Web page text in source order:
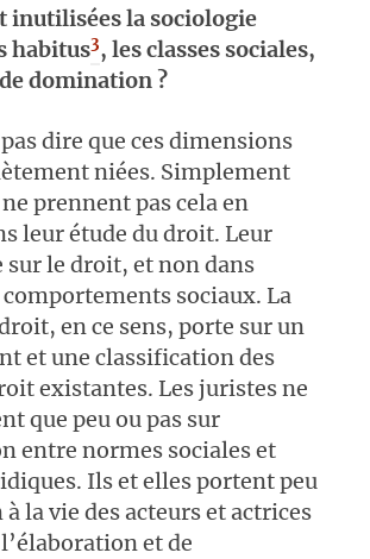
inutilisées la sociologie
habitus3, les classes sociales,
domination ?
dire que ces dimensions
niées. Simplement
prennent pas cela en
leur étude du droit. Leur
sur le droit, et non dans
comportements sociaux. La
en ce sens, porte sur un
et une classification des
existantes. Les juristes ne
que peu ou pas sur
entre normes sociales et
Ils et elles portent peu
la vie des acteurs et actrices
et de